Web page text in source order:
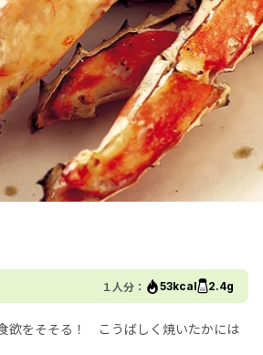
１人分： 53kcal 2.4g
欲をそそる！ こうばしく焼いたかには